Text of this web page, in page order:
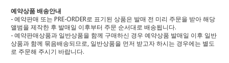
예약상품 배송안내
- 예약판매 또는 PRE-ORDER로 표기된 상품은 발매 전 미리 주문을 받아 해당
앨범을 제작한 후 발매일 이후부터 주문 순서대로 배송됩니다.
- 예약판매상품과 일반상품을 함께 구매하신 경우 예약상품 발매일 이후 일반
상품과 함께 묶음배송되므로, 일반상품을 먼저 받고자 하시는 경우에는 별도
로 주문해 주시기 바랍니다.